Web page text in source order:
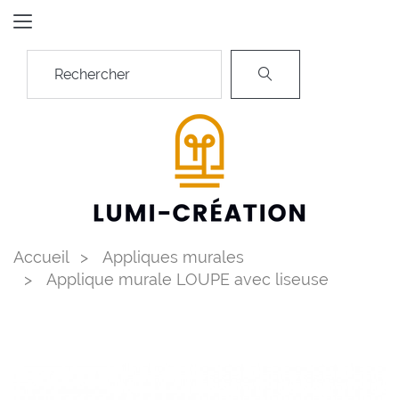
Accueil
Appliques murales
Applique murale LOUPE avec liseuse